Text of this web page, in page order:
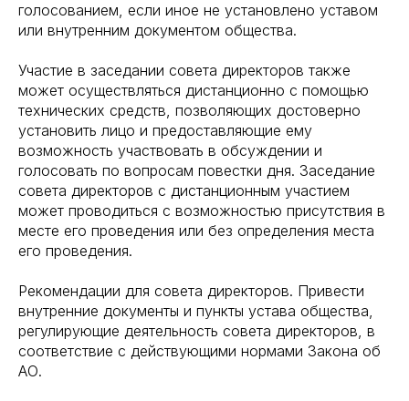
голосованием, если иное не установлено уставом
или внутренним документом общества.
Участие в заседании совета директоров также
может осуществляться дистанционно с помощью
технических средств, позволяющих достоверно
установить лицо и предоставляющие ему
возможность участвовать в обсуждении и
голосовать по вопросам повестки дня. Заседание
совета директоров с дистанционным участием
может проводиться с возможностью присутствия в
месте его проведения или без определения места
его проведения.
Рекомендации для совета директоров. Привести
внутренние документы и пункты устава общества,
регулирующие деятельность совета директоров, в
соответствие с действующими нормами Закона об
АО.